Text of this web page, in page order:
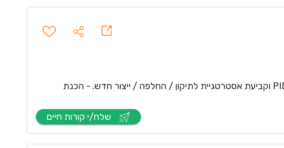
לקבוצת בזן חיפה דרוש/ה מהנדס/ת פרויקט מכאני. התפקיד כולל: - לימוד צרכי תיקון כלים מדו"חות PID וקביעת אסטרטגיית לתיקון / החלפה / ייצור חדש. - הכנת